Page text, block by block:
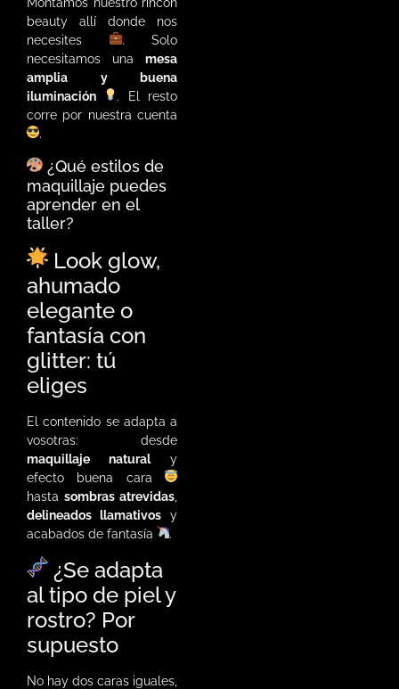
beauty allí donde nos
necesites
. Solo
necesitamos unamesa
amplia y buena
iluminación
. El resto
corre por nuestra cuenta
.
¿Qué estilos de
maquillaje puedes
aprender en el
taller?
Look glow,
ahumado
elegante o
fantasía con
glitter: tú
eliges
El contenido se adapta a
vosotras: desde
maquillaje naturaly
efecto buena cara
hastasombras atrevidas
delineados llamativos y
acabados de fantasía
.
¿Se adapta
al tipo de piel y
rostro? Por
supuesto
No hay dos caras iguales,